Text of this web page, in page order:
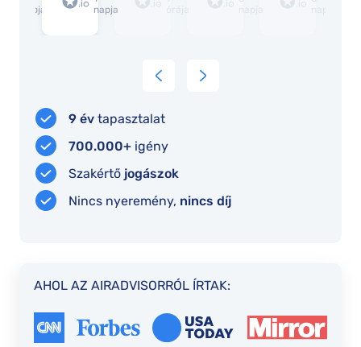
napja
napja
9 év tapasztalat
700.000+ igény
Szakértő jogászok
Nincs nyeremény, nincs díj
AHOL AZ AIRADVISORRÓL ÍRTAK: